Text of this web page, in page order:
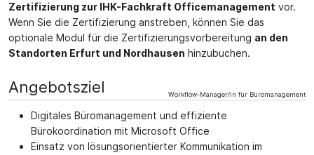
Zertifizierung zur IHK-Fachkraft Officemanagement vor.
Wenn Sie die Zertifizierung anstreben, können Sie das
optionale Modul für die Zertifizierungsvorbereitung an den
Standorten Erfurt und Nordhausen hinzubuchen.
Angebotsziel Workflow-Manager/in für Büromanagement
Digitales Büromanagement und effiziente
Bürokoordination mit Microsoft Office
Einsatz von lösungsorientierter Kommunikation im